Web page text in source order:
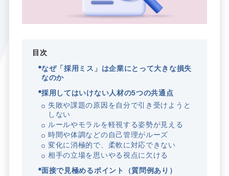
目次
なぜ「採用ミス」は企業にとって大きな損失
なのか
採用してはいけない人材の5つの共通点
失敗や課題の原因を自分で引き受けようと
しない
ルールやモラルを軽視する姿勢が見える
時間や体調などの自己管理がルーズ
変化に消極的で、柔軟に対応できない
相手の立場を思いやる視点に欠ける
面接で見極めるポイント（質問例あり）